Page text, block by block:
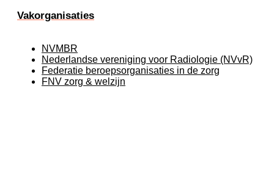
Vakorganisaties
NVMBR
Nederlandse vereniging voor Radiologie (NVvR)
Federatie beroepsorganisaties in de zorg
FNV zorg & welzijn